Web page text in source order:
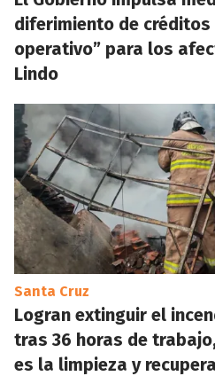
diferimiento de
operativo” para los
Lindo
Santa Cruz
Logran extinguir el
tras 36 horas de
es la limpieza y